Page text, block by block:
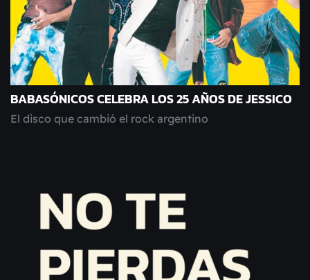
BABASÓNICOS CELEBRA LOS 25 AÑOS DE JESSICO
El disco que cambió el rock argentino